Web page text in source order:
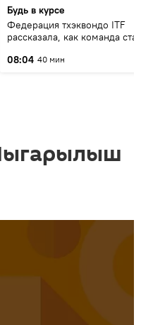
Будь в курсе
Федерация тхэквондо ITF
рассказала, как команда
08:04 40 мин